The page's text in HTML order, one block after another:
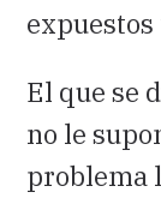
El que se
no le
problema